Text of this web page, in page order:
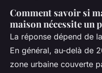
Comment savoir si
maison nécessite un
La réponse dépend de
En général, au-delà de
zone urbaine couverte